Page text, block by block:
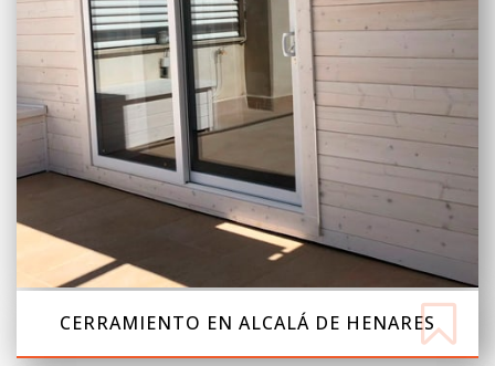
CERRAMIENTO EN ALCALÁ DE HENARES